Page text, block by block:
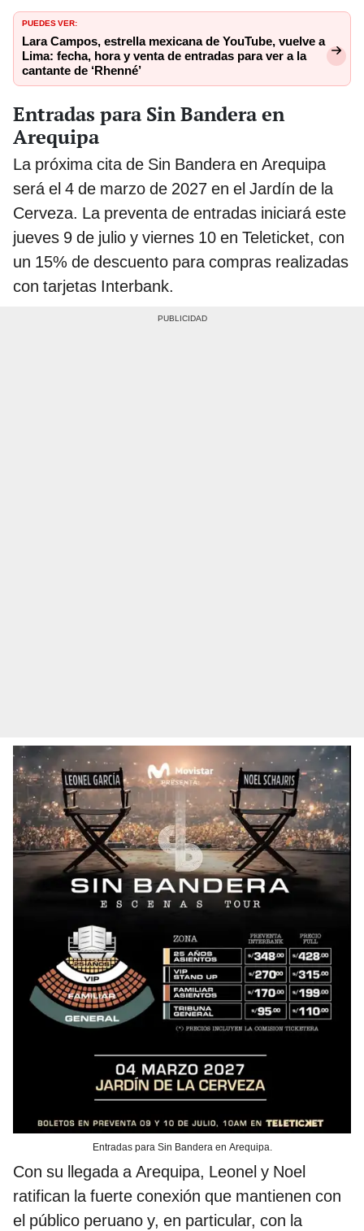
PUEDES VER:
Lara Campos, estrella mexicana de YouTube, vuelve a
Lima: fecha, hora y venta de entradas para ver a la
cantante de ‘Rhenné’
Entradas para Sin Bandera en
Arequipa
La próxima cita de Sin Bandera en Arequipa
será el 4 de marzo de 2027 en el Jardín de la
Cerveza. La preventa de entradas iniciará este
jueves 9 de julio y viernes 10 en Teleticket, con
un 15% de descuento para compras realizadas
con tarjetas Interbank.
Entradas para Sin Bandera en Arequipa.
Con su llegada a Arequipa, Leonel y Noel
ratifican la fuerte conexión que mantienen con
el público peruano y, en particular, con la